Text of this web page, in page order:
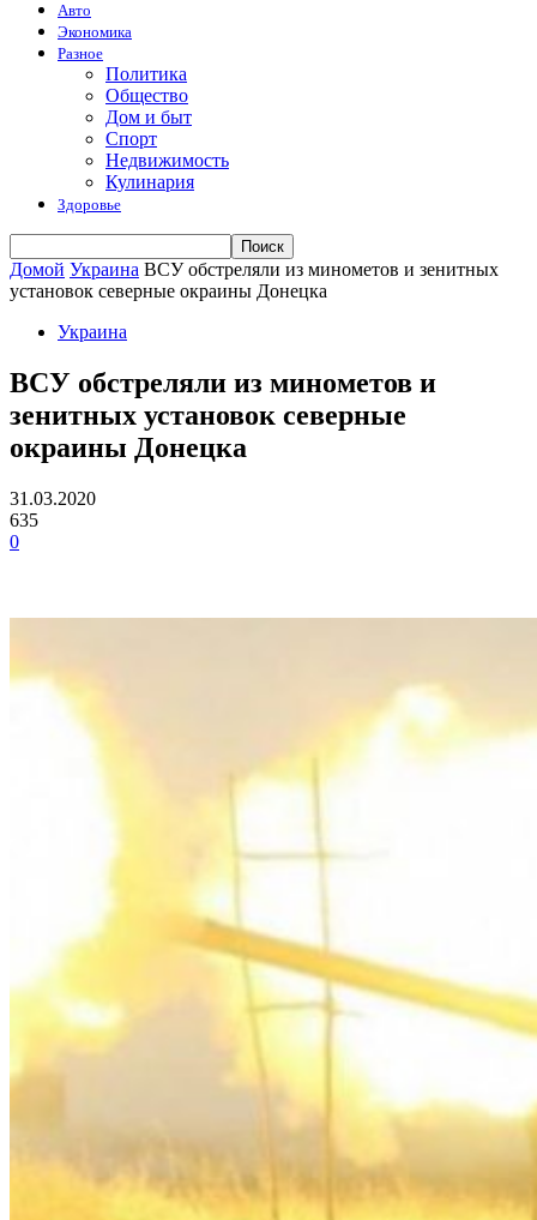
Авто
Экономика
Разное
Политика
Общество
Дом и быт
Спорт
Недвижимость
Кулинария
Здоровье
Домой Украина ВСУ обстреляли из минометов и зенитных
установок северные окраины Донецка
Украина
ВСУ обстреляли из минометов и
зенитных установок северные
окраины Донецка
31.03.2020
635
0